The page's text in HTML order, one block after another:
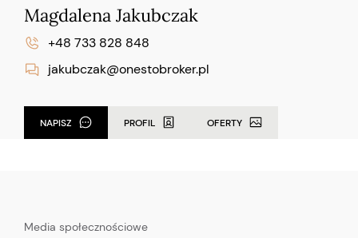
Magdalena Jakubczak
+48 733 828 848
jakubczak@onestobroker.pl
NAPISZ PROFIL OFERTY
Media społecznościowe